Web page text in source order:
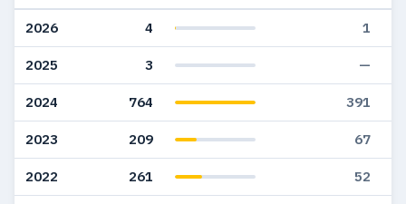
2026 4 1
2025 3 —
2024 764 391
2023 209 67
2022 261 52